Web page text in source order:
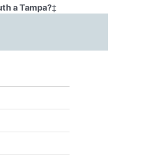
a Tampa?‡